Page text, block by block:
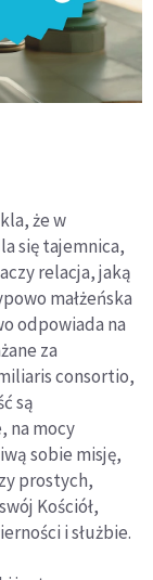
że w
się tajemnica,
relacja, jaką
małżeńska
odpowiada na
za
consortio,
są
na mocy
sobie misję,
prostych,
Kościół,
i służbie.